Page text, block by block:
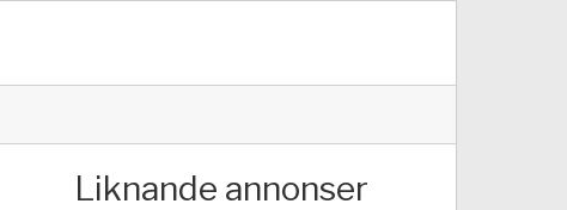
Liknande annonser